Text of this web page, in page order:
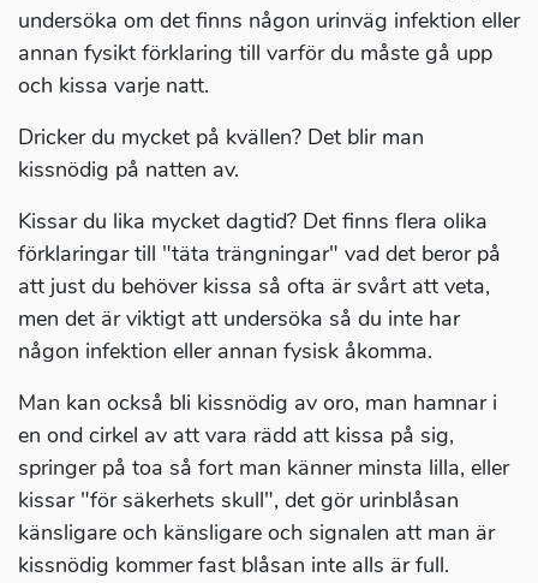
undersöka om det finns någon urinväg infektion eller
annan fysikt förklaring till varför du måste gå upp
och kissa varje natt.
Dricker du mycket på kvällen? Det blir man
kissnödig på natten av.
Kissar du lika mycket dagtid? Det finns flera olika
förklaringar till "täta trängningar" vad det beror på
att just du behöver kissa så ofta är svårt att veta,
men det är viktigt att undersöka så du inte har
någon infektion eller annan fysisk åkomma.
Man kan också bli kissnödig av oro, man hamnar i
en ond cirkel av att vara rädd att kissa på sig,
springer på toa så fort man känner minsta lilla, eller
kissar "för säkerhets skull", det gör urinblåsan
känsligare och känsligare och signalen att man är
kissnödig kommer fast blåsan inte alls är full.